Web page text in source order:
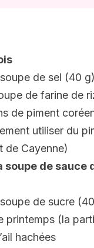
de sel (40 g)
de farine de
de piment
utiliser du
de Cayenne)
soupe de sauce
de sucre
printemps (la
hachées